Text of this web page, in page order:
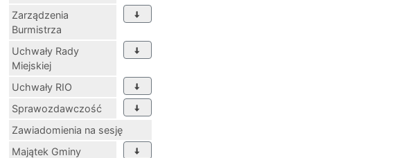
Zarządzenia
Burmistrza
Uchwały Rady
Miejskiej
Uchwały RIO
Sprawozdawczość
Zawiadomienia na sesję
Majątek Gminy